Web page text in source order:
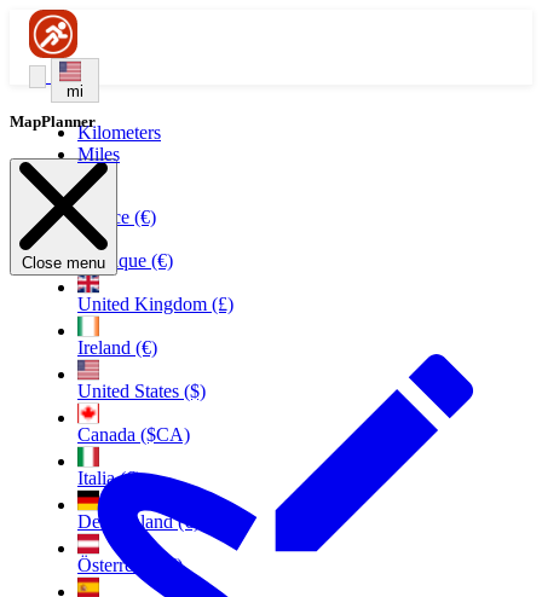
mi
Kilometers
Miles
France (€)
Belgique (€)
United Kingdom (£)
Ireland (€)
United States ($)
Canada ($CA)
Italia (€)
Deutschland (€)
Österreich (€)
MapPlanner
Close menu